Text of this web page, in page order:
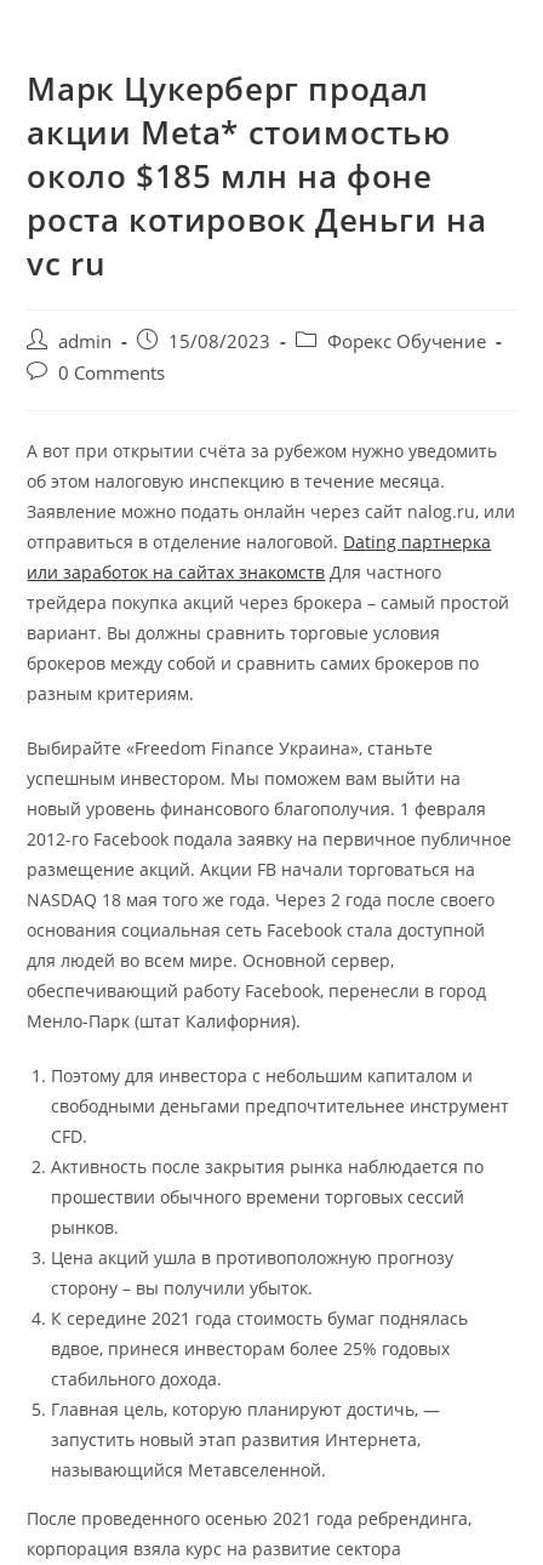
Марк Цукерберг продал
акции Meta* стоимостью
около $185 млн на фоне
роста котировок Деньги на
vc ru
admin 15/08/2023
Форекс Обучение
0 Comments
А вот при открытии счёта за рубежом нужно уведомить
об этом налоговую инспекцию в течение месяца.
Заявление можно подать онлайн через сайт nalog.ru, или
отправиться в отделение налоговой. Dating партнерка
или заработок на сайтах знакомств Для частного
трейдера покупка акций через брокера – самый простой
вариант. Вы должны сравнить торговые условия
брокеров между собой и сравнить самих брокеров по
разным критериям.
Выбирайте «Freedom Finance Украина», станьте
успешным инвестором. Мы поможем вам выйти на
новый уровень финансового благополучия. 1 февраля
2012-го Facebook подала заявку на первичное публичное
размещение акций. Акции FB начали торговаться на
NASDAQ 18 мая того же года. Через 2 года после своего
основания социальная сеть Facebook стала доступной
для людей во всем мире. Основной сервер,
обеспечивающий работу Facebook, перенесли в город
Менло-Парк (штат Калифорния).
Поэтому для инвестора с небольшим капиталом и
свободными деньгами предпочтительнее инструмент
CFD.
Активность после закрытия рынка наблюдается по
прошествии обычного времени торговых сессий
рынков.
Цена акций ушла в противоположную прогнозу
сторону – вы получили убыток.
К середине 2021 года стоимость бумаг поднялась
вдвое, принеся инвесторам более 25% годовых
стабильного дохода.
Главная цель, которую планируют достичь, —
запустить новый этап развития Интернета,
называющийся Метавселенной.
После проведенного осенью 2021 года ребрендинга,
корпорация взяла курс на развитие сектора